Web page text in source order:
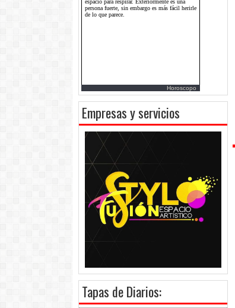
Horoscopo
Empresas y servicios
Tapas de Diarios: